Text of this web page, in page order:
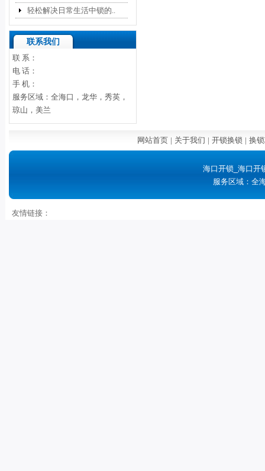
轻松解决日常生活中锁的..
联系我们
联 系：
电 话：
手 机：
服务区域：全海口，龙华，秀英，
琼山，美兰
网站首页 | 关于我们 | 开锁换锁 | 换
海口开锁_海口开
服务区域：全
友情链接：